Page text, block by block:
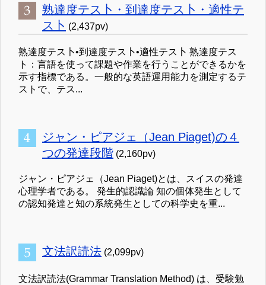
熟達度テス卜・到達度テス卜・適性テ
ス卜 (2,437pv)
熟達度テス卜•到達度テス卜•適性テス卜 熟達度テス
ト：言語を使って課題や作業を行うことができるかを
示す指標である。一般的な英語運用能力を測定するテ
ストで、テス...
ジャン・ピアジェ（Jean Piaget)の４
つの発達段階 (2,160pv)
ジャン・ピアジェ（Jean Piaget)とは、スイスの発達
心理学者である。 発生的認識論 知の個体発生として
の認知発達と知の系統発生としての科学史を重...
文法訳読法 (2,099pv)
文法訳読法(Grammar Translation Method) は、受験勉